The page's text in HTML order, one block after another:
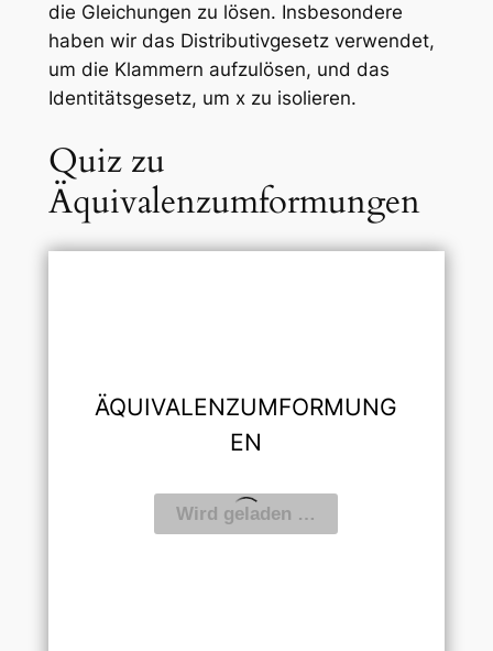
die Gleichungen zu lösen. Insbesondere
haben wir das Distributivgesetz verwendet,
um die Klammern aufzulösen, und das
Identitätsgesetz, um x zu isolieren.
Quiz zu
Äquivalenzumformungen
ÄQUIVALENZUMFORMUNG
EN